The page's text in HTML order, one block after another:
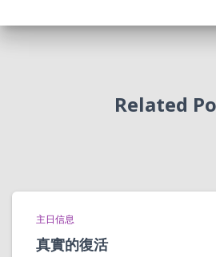
Related
主日信息
真實的復活